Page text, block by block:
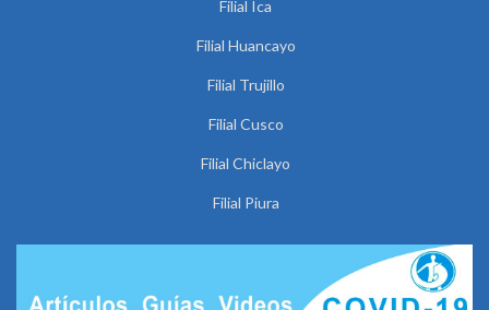
Filial Ica
Filial Huancayo
Filial Trujillo
Filial Cusco
Filial Chiclayo
Filial Piura